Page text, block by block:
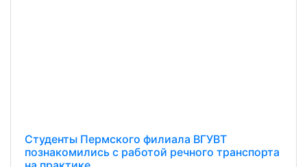
Студенты Пермского филиала ВГУВТ
познакомились с работой речного транспорта